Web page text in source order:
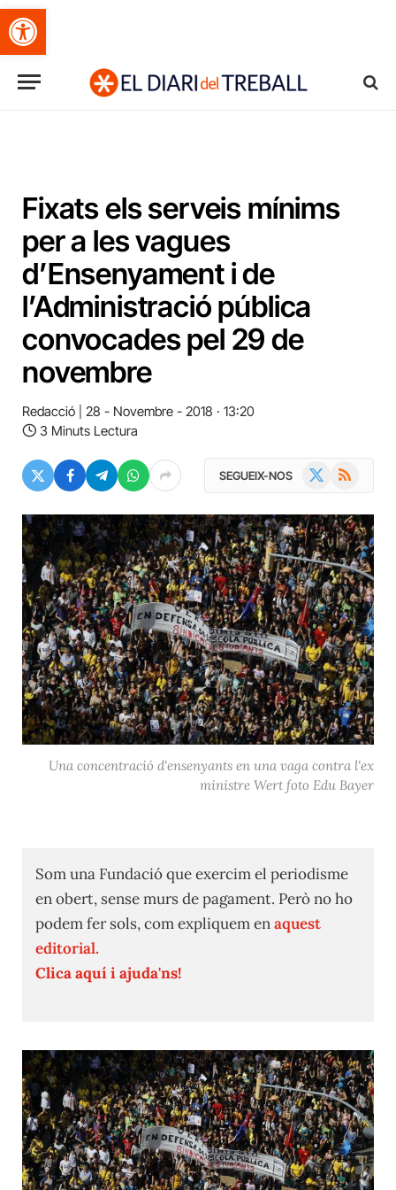
Obre la barra d'eines
Fixats els serveis mínims
per a les vagues
d’Ensenyament i de
l’Administració pública
convocades pel 29 de
novembre
Redacció
28 - Novembre - 2018 · 13:20
3 Minuts Lectura
SEGUEIX-NOS RSS
Una concentració d'ensenyants en una vaga contra l'ex
ministre Wert foto Edu Bayer
Som una Fundació que exercim el periodisme
en obert, sense murs de pagament. Però no ho
podem fer sols, com expliquem enaquest
editorial.
Clica aquí i ajuda'ns!